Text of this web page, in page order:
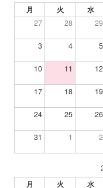
月 火 水
27
28 29
3 4 5
10 11 12
17 18 19
24 25 26
31 1 2
月 火 水